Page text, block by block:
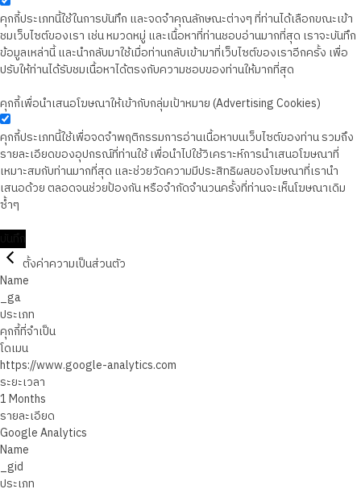
คุกกี้ประเภทนี้ใช้ในการบันทึก และจดจำคุณลักษณะต่างๆ ที่ท่านได้เลือกขณะเข้า
ชมเว็บไซต์ของเรา เช่น หมวดหมู่ และเนื้อหาที่ท่านชอบอ่านมากที่สุด เราจะบันทึก
ข้อมูลเหล่านี้ และนำกลับมาใช้เมื่อท่านกลับเข้ามาที่เว็บไซต์ของเราอีกครั้ง เพื่อ
ปรับให้ท่านได้รับชมเนื้อหาได้ตรงกับความชอบของท่านให้มากที่สุด
คุกกี้เพื่อนำเสนอโฆษณาให้เข้ากับกลุ่มเป้าหมาย (Advertising Cookies)
คุกกี้ประเภทนี้ใช้เพื่อจดจำพฤติกรรมการอ่านเนื้อหาบนเว็บไซต์ของท่าน รวมถึง
รายละเอียดของอุปกรณ์ที่ท่านใช้ เพื่อนำไปใช้วิเคราะห์การนำเสนอโฆษณาที่
เหมาะสมกับท่านมากที่สุด และช่วยวัดความมีประสิทธิผลของโฆษณาที่เรานำ
เสนอด้วย ตลอดจนช่วยป้องกัน หรือจำกัดจำนวนครั้งที่ท่านจะเห็นโฆษณาเดิม
ซ้ำๆ
ตั้งค่าความเป็นส่วนตัว
Name
_ga
ประเภท
คุกกี้ที่จำเป็น
โดเมน
https://www.google-analytics.com
ระยะเวลา
1 Months
รายละเอียด
Google Analytics
Name
_gid
ประเภท